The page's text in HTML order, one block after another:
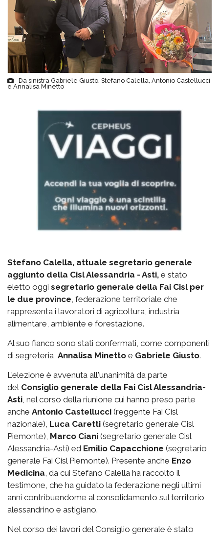
Da sinistra Gabriele Giusto, Stefano Calella, Antonio Castellucci
e Annalisa Minetto
Stefano Calella, attuale segretario generale
aggiunto della Cisl Alessandria - Asti, è stato
eletto oggi segretario generale della Fai Cisl per
le due province, federazione territoriale che
rappresenta i lavoratori di agricoltura, industria
alimentare, ambiente e forestazione.
Al suo fianco sono stati confermati, come componenti
di segreteria, Annalisa Minetto e Gabriele Giusto.
L'elezione è avvenuta all'unanimità da parte
del Consiglio generale della Fai Cisl Alessandria-
Asti, nel corso della riunione cui hanno preso parte
anche Antonio Castellucci (reggente Fai Cisl
nazionale), Luca Caretti (segretario generale Cisl
Piemonte), Marco Ciani (segretario generale Cisl
Alessandria-Asti) ed Emilio Capacchione (segretario
generale Fai Cisl Piemonte). Presente anche Enzo
Medicina, da cui Stefano Calella ha raccolto il
testimone, che ha guidato la federazione negli ultimi
anni contribuendome al consolidamento sul territorio
alessandrino e astigiano.
Nel corso dei lavori del Consiglio generale è stato